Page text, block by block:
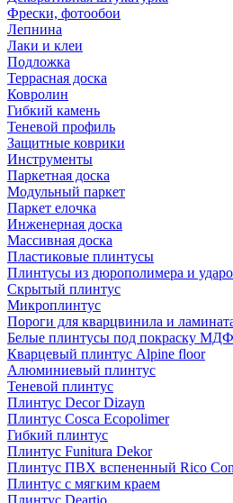
Фрески, фотообои
Лепнина
Лаки и клеи
Подложка
Террасная доска
Ковролин
Гибкий камень
Теневой профиль
Защитные коврики
Инструменты
Паркетная доска
Модульный паркет
Паркет елочка
Инженерная доска
Массивная доска
Пластиковые плинтусы
Плинтусы из дюрополимера и
Скрытый плинтус
Микроплинтус
Пороги для кварцвинила и
Белые плинтусы под покраску МДФ
Кварцевый плинтус Alpine floor
Алюминиевый плинтус
Теневой плинтус
Плинтус Decor Dizayn
Плинтус Cosca Ecopolimer
Гибкий плинтус
Плинтус Funitura Dekor
Плинтус ПВХ вспененный Rico
Плинтус с мягким краем
Плинтус Deartio